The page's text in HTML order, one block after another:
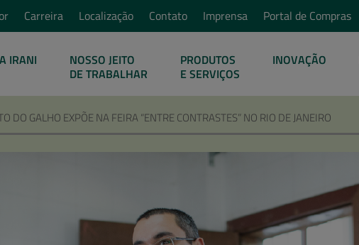
Carreira Localização Contato Imprensa Portal de Compras
A IRANI
NOSSO JEITO
DE TRABALHAR
PRODUTOS
E SERVIÇOS
INOVAÇÃO
DO GALHO EXPÕE NA FEIRA “ENTRE CONTRASTES” NO RIO DE JANEIRO